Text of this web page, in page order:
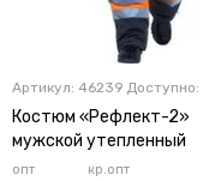
Артикул: 46239 Доступно:
Костюм «Рефлект-2»
мужской утепленный
оранжевый с п/к
опт кр.опт